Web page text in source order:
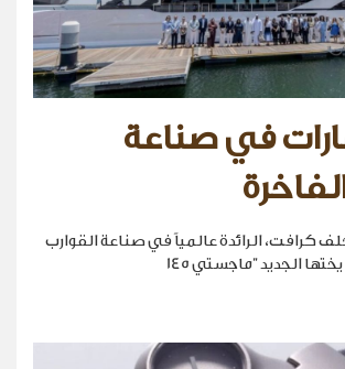
في صناعة
كرافت، الرائدة عالمياً في صناعة القوارب
الجديد "ماجستي 145